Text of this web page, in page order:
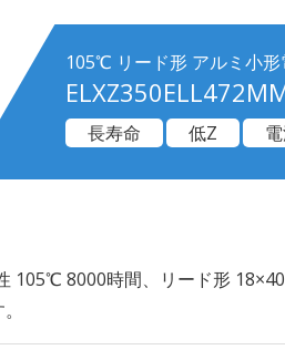
105℃ リード形 アルミ小
長寿命
低Z
105℃ 8000時間、リード形